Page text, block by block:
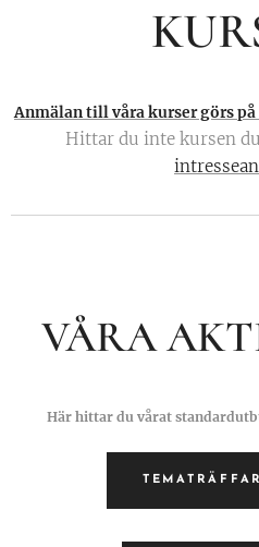
Anmälan till våra kurser görs
Hittar du inte kursen
VÅRA
Här hittar du vårat